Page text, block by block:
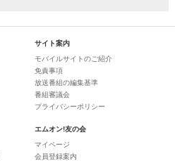
サイト案内
モバイルサイトのご紹介
免責事項
放送番組の編集基準
番組審議会
プライバシーポリシー
エムオン!友の会
マイページ
会員登録案内